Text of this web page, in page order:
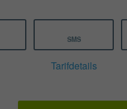
SMS
Tarifdetails